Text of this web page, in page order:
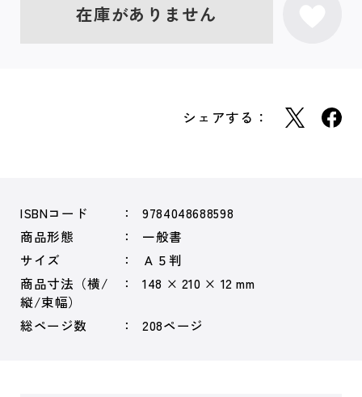
在庫がありません
シェアする：
ISBNコード
9784048688598
商品形態
一般書
サイズ
Ａ５判
商品寸法（横/
縦/束幅）
148 × 210 × 12 mm
総ページ数 208ページ